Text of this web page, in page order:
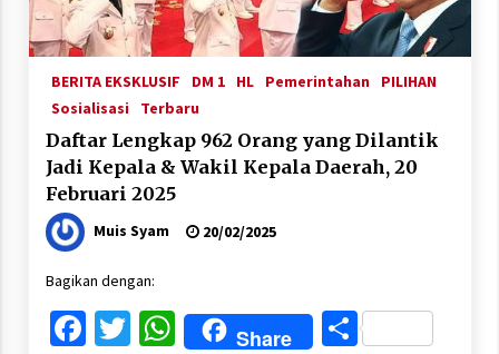
BERITA EKSKLUSIF DM 1 HL Pemerintahan
PILIHAN
Sosialisasi
Terbaru
Daftar Lengkap 962 Orang yang Dilantik
Jadi Kepala & Wakil Kepala Daerah, 20
Februari 2025
Muis Syam 20/02/2025
Bagikan dengan:
Facebook
Twitter
WhatsApp
Share Share